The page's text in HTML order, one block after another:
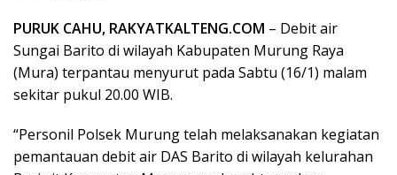
PURUK CAHU, RAKYATKALTENG.COM – Debit air
Sungai Barito di wilayah Kabupaten Murung Raya
(Mura) terpantau menyurut pada Sabtu (16/1) malam
sekitar pukul 20.00 WIB.
“Personil Polsek Murung telah melaksanakan kegiatan
pemantauan debit air DAS Barito di wilayah kelurahan